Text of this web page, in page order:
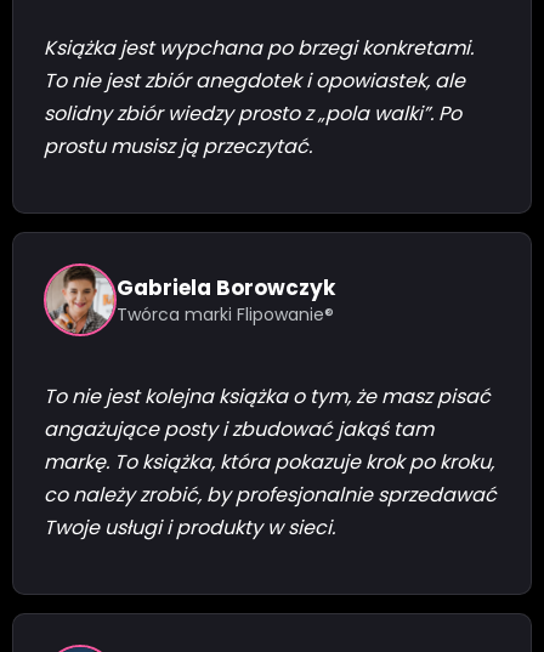
Książka jest wypchana po brzegi konkretami.
To nie jest zbiór anegdotek i opowiastek, ale
solidny zbiór wiedzy prosto z „pola walki”. Po
prostu musisz ją przeczytać.
Gabriela Borowczyk
Twórca marki Flipowanie®
To nie jest kolejna książka o tym, że masz pisać
angażujące posty i zbudować jakąś tam
markę. To książka, która pokazuje krok po kroku,
co należy zrobić, by profesjonalnie sprzedawać
Twoje usługi i produkty w sieci.